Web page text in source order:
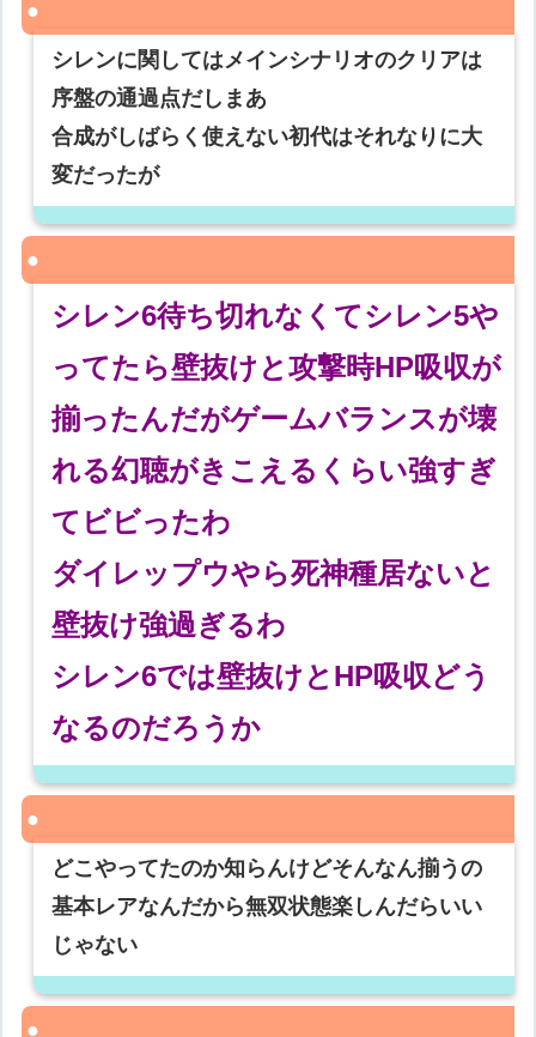
シレンに関してはメインシナリオのクリアは
序盤の通過点だしまあ
合成がしばらく使えない初代はそれなりに大
変だったが
シレン6待ち切れなくてシレン5や
ってたら壁抜けと攻撃時HP吸収が
揃ったんだがゲームバランスが壊
れる幻聴がきこえるくらい強すぎ
てビビったわ
ダイレップウやら死神種居ないと
壁抜け強過ぎるわ
シレン6では壁抜けとHP吸収どう
なるのだろうか
どこやってたのか知らんけどそんなん揃うの
基本レアなんだから無双状態楽しんだらいい
じゃない